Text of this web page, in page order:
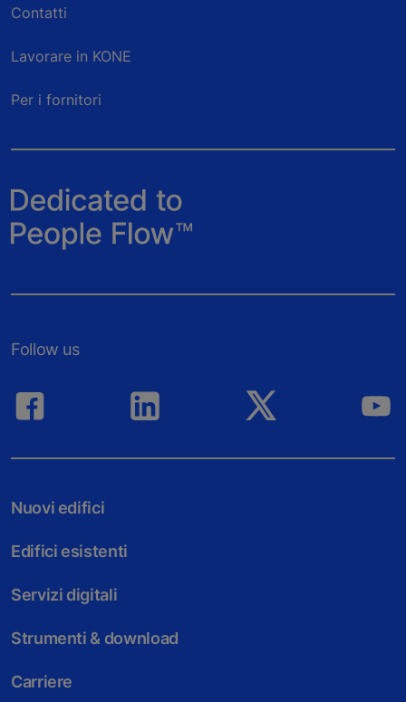
Contatti
Lavorare in KONE
Per i fornitori
Follow us
Nuovi edifici
Edifici esistenti
Servizi digitali
Strumenti & download
Carriere